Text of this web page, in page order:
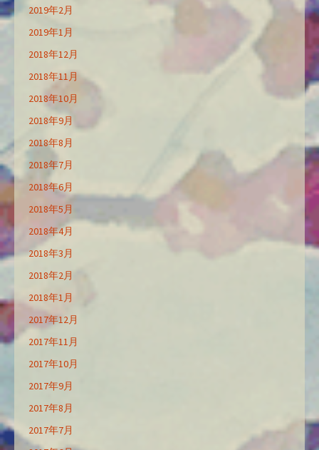
2019年2月
2019年1月
2018年12月
2018年11月
2018年10月
2018年9月
2018年8月
2018年7月
2018年6月
2018年5月
2018年4月
2018年3月
2018年2月
2018年1月
2017年12月
2017年11月
2017年10月
2017年9月
2017年8月
2017年7月